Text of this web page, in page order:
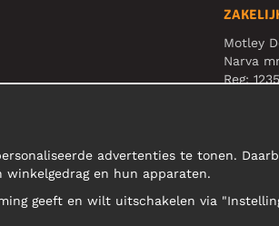
Motley
Narva
Reg:
advertenties te tonen.
winkelgedrag en hun apparaten.
geeft en wilt uitschakelen via